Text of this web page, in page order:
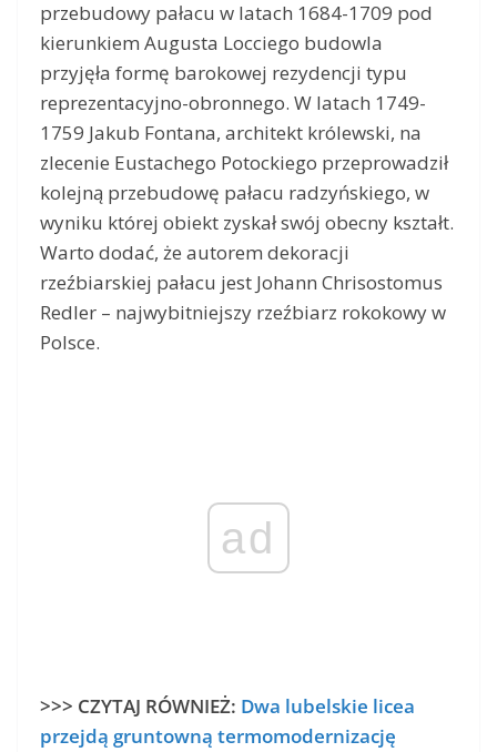
przebudowy pałacu w latach 1684-1709 pod
kierunkiem Augusta Locciego budowla
przyjęła formę barokowej rezydencji typu
reprezentacyjno-obronnego. W latach 1749-
1759 Jakub Fontana, architekt królewski, na
zlecenie Eustachego Potockiego przeprowadził
kolejną przebudowę pałacu radzyńskiego, w
wyniku której obiekt zyskał swój obecny kształt.
Warto dodać, że autorem dekoracji
rzeźbiarskiej pałacu jest Johann Chrisostomus
Redler – najwybitniejszy rzeźbiarz rokokowy w
Polsce.
ad
>>> CZYTAJ RÓWNIEŻ: Dwa lubelskie licea
przejdą gruntowną termomodernizację